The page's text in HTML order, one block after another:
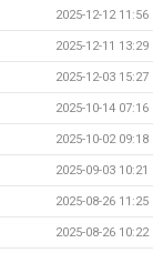
2025-12-12 11:56
2025-12-11 13:29
2025-12-03 15:27
2025-10-14 07:16
2025-10-02 09:18
2025-09-03 10:21
2025-08-26 11:25
2025-08-26 10:22